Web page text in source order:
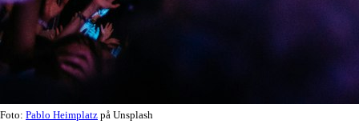
Foto: Pablo Heimplatz på Unsplash